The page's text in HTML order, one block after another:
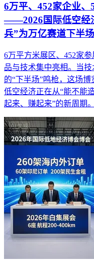
6万平、452家企业
——2026国际低空经
兵”为万亿赛道下半
6万平方米展区、452家
品与技术集中亮相。当
的“下半场”鸣枪，这场
低空经济正在从“能不能
起来、赚起来”的新周期。